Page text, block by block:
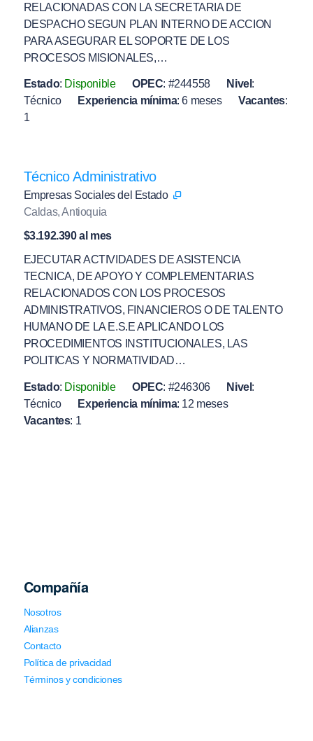
RELACIONADAS CON LA SECRETARIA DE
DESPACHO SEGUN PLAN INTERNO DE ACCION
PARA ASEGURAR EL SOPORTE DE LOS
PROCESOS MISIONALES,…
Estado: Disponible OPEC: #244558 Nivel :
Técnico
Experiencia mínima: 6 meses Vacantes:
1
Técnico Administrativo
Empresas Sociales del Estado
Caldas, Antioquia
$3.192.390 al mes
EJECUTAR ACTIVIDADES DE ASISTENCIA
TECNICA, DE APOYO Y COMPLEMENTARIAS
RELACIONADOS CON LOS PROCESOS
ADMINISTRATIVOS, FINANCIEROS O DE TALENTO
HUMANO DE LA E.S.E APLICANDO LOS
PROCEDIMIENTOS INSTITUCIONALES, LAS
POLITICAS Y NORMATIVIDAD…
Estado: Disponible OPEC: #246306 Nivel :
Técnico
Experiencia mínima: 12 meses
Vacantes: 1
Compañía
Nosotros
Alianzas
Contacto
Política de privacidad
Términos y condiciones